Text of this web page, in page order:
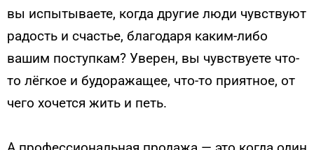
вы испытываете, когда другие люди чувствуют
радость и счастье, благодаря каким-либо
вашим поступкам? Уверен, вы чувствуете что-
то лёгкое и будоражащее, что-то приятное, от
чего хочется жить и петь.